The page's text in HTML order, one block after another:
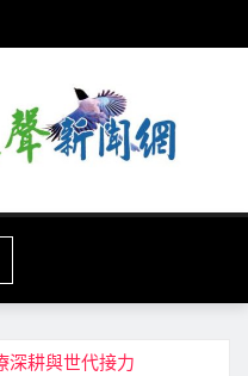
深耕與世代接力